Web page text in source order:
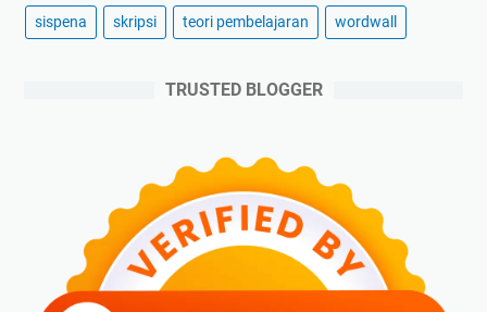
sispena skripsi teori pembelajaran wordwall
TRUSTED BLOGGER